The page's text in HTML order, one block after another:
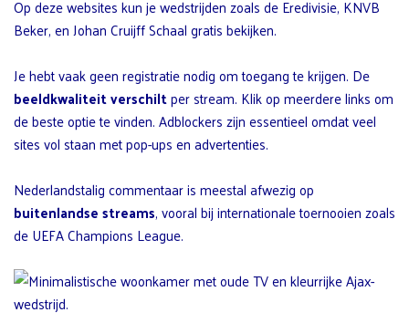
Op deze websites kun je wedstrijden zoals de Eredivisie, KNVB
Beker, en Johan Cruijff Schaal gratis bekijken.
Je hebt vaak geen registratie nodig om toegang te krijgen. De
beeldkwaliteit verschiltper stream. Klik op meerdere links om
de beste optie te vinden. Adblockers zijn essentieel omdat veel
sites vol staan met pop-ups en advertenties.
Nederlandstalig commentaar is meestal afwezig op
buitenlandse streams, vooral bij internationale toernooien zoals
de UEFA Champions League.